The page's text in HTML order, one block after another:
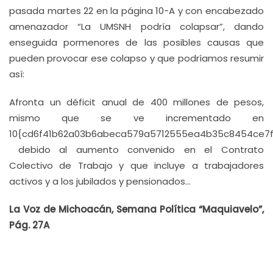
pasada martes 22 en la página 10-A y con encabezado
amenazador “La UMSNH podría colapsar”, dando
enseguida pormenores de las posibles causas que
pueden provocar ese colapso y que podríamos resumir
así:
Afronta un déficit anual de 400 millones de pesos,
mismo que se ve incrementado en
debido al aumento convenido en el Contrato
Colectivo de Trabajo y que incluye a trabajadores
activos y a los jubilados y pensionados…
La Voz de Michoacán, Semana Política “Maquiavelo”,
Pág. 27A